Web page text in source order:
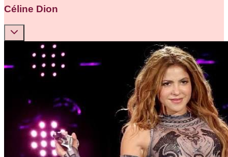
Céline Dion